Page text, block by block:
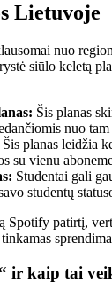
Lietuvoje
nuo
siūlo keletą
Šis planas
nuo
Šis planas leidžia
su vienu
Studentai gali
studentų
Spotify patirtį,
ir kaip tai